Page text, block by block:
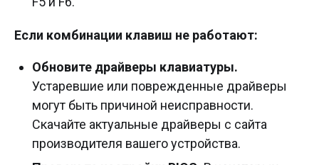
Если комбинации клавиш не работают:
Обновите драйверы клавиатуры.
Устаревшие или поврежденные драйверы
могут быть причиной неисправности.
Скачайте актуальные драйверы с сайта
производителя вашего устройства.